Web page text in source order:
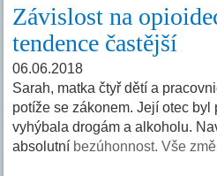
Závislost na
tendence častější
06.06.2018
Sarah, matka čtyř dětí a
potíže se zákonem. Její otec
vyhýbala drogám a alkoholu.
absolutní bezúhonnost. Vše